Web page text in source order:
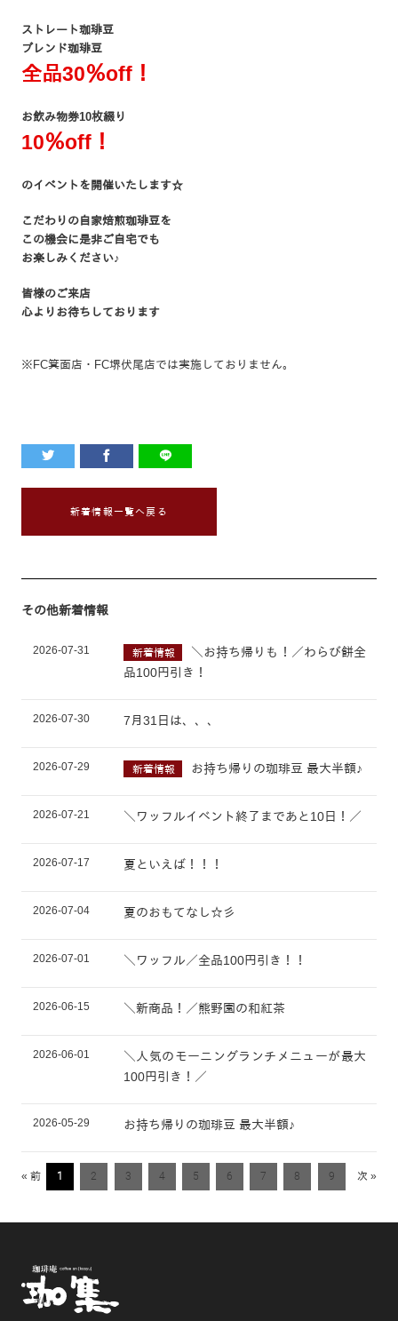
ストレート珈琲豆
ブレンド珈琲豆
全品30％off！
お飲み物券10枚綴り
10％off！
のイベントを開催いたします☆
こだわりの自家焙煎珈琲豆を
この機会に是非ご自宅でも
お楽しみください♪
皆様のご来店
心よりお待ちしております
※FC箕面店・FC堺伏尾店では実施しておりません。
新着情報一覧へ戻る
その他新着情報
2026-07-31 新着情報
＼お持ち帰りも！／わらび餅全
品100円引き！
2026-07-30 7月31日は、、、
2026-07-29 新着情報 お持ち帰りの珈琲豆 最大半額♪
2026-07-21 ＼ワッフルイベント終了まであと10日！／
2026-07-17 夏といえば！！！
2026-07-04 夏のおもてなし☆彡
2026-07-01 ＼ワッフル／全品100円引き！！
2026-06-15 ＼新商品！／熊野園の和紅茶
2026-06-01
＼人気のモーニングランチメニューが最大
100円引き！／
2026-05-29 お持ち帰りの珈琲豆 最大半額♪
« 前 1 2 3 4 5 6 7 8 9 次 »